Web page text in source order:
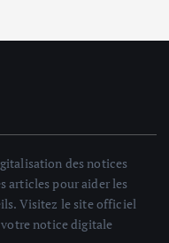
des notices
articles pour aider les
Visitez le site officiel
notice digitale